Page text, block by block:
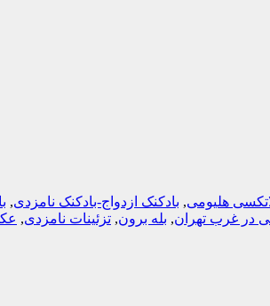
هلیومی, بادکنک ازدواج-بادکنک نامزدی,
در غرب تهران, بله برون, تزئینات نامزدی,